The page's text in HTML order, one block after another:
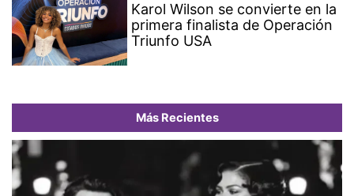
Karol Wilson se convierte en la
primera finalista de Operación
Triunfo USA
Más Recientes